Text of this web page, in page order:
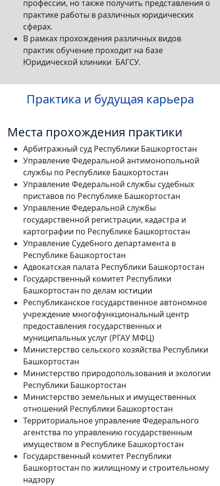
профессии, но также получить представления о
практике работы в различных юридических
сферах.
В рамках прохождения различных видов
практик обучение проходит на базе
Юридической клиники БАГСУ.
Практика и будущая карьера
Места прохождения практики
Арбитражный суд Республики Башкортостан
Управление Федеральной антимонопольной
службы по Республике Башкортостан
Управление Федеральной службы судебных
приставов по Республике Башкортостан
Управление Федеральной службы
государственной регистрации, кадастра и
картографии по Республике Башкортостан
Управление Судебного департамента в
Республике Башкортостан
Адвокатская палата Республики Башкортостан
Государственный комитет Республики
Башкортостан по делам юстиции
Республиканское государственное автономное
учреждение многофункциональный центр
предоставления государственных и
муниципальных услуг (РГАУ МФЦ)
Министерство сельского хозяйства Республики
Башкортостан
Министерство природопользования и экологии
Республики Башкортостан
Министерство земельных и имущественных
отношений Республики Башкортостан
Территориальное управление Федерального
агентства по управлению государственным
имуществом в Республике Башкортостан
Государственный комитет Республики
Башкортостан по жилищному и строительному
надзору